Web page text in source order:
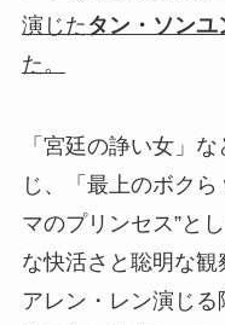
演じた タン・ソンユ
た。
「宮廷の諍い女」
じ、「最上のボク
マのプリンセス”と
な快活さと聡明な観
アレン・レン演じ